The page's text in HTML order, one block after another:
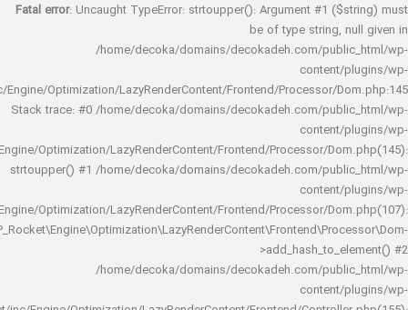
Fatal error : Uncaught TypeError: strtoupper(): Argument #1
be of type string,
/home/decoka/domains/decokadeh.com/
rocket/inc/Engine/Optimization/LazyRenderContent/Frontend/Processor/
Stack trace: #0 /home/decoka/domains/decokadeh.com/
rocket/inc/Engine/Optimization/LazyRenderContent/Frontend/Processor/
strtoupper() #1 /home/decoka/domains/decokadeh.com/
rocket/inc/Engine/Optimization/LazyRenderContent/Frontend/Processor/
/home/decoka/domains/decokadeh.com/